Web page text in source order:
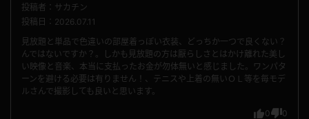
投稿者：サカチン
投稿日：2026.07.11
0 0
見放題と単品で色違いの部屋着っぽい衣装、どっちか一つで良くない？
んではないですか？。しかも見放題の方は厭らしさとはかけ離れた美し
い映像と音楽、本当に支払ったお金が勿体無いと感じました。ワンパタ
ーンを避ける必要は有りません！、テニスや上着の無いＯＬ等を毎モデ
ルさんで撮影しても良いと思います。